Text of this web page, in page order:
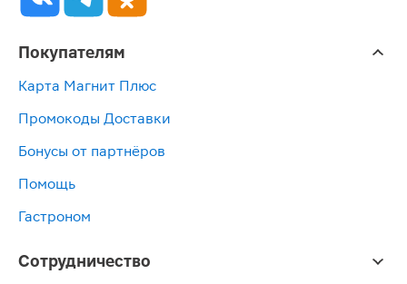
Покупателям
Карта Магнит Плюс
Промокоды Доставки
Бонусы от партнёров
Помощь
Гастроном
Сотрудничество